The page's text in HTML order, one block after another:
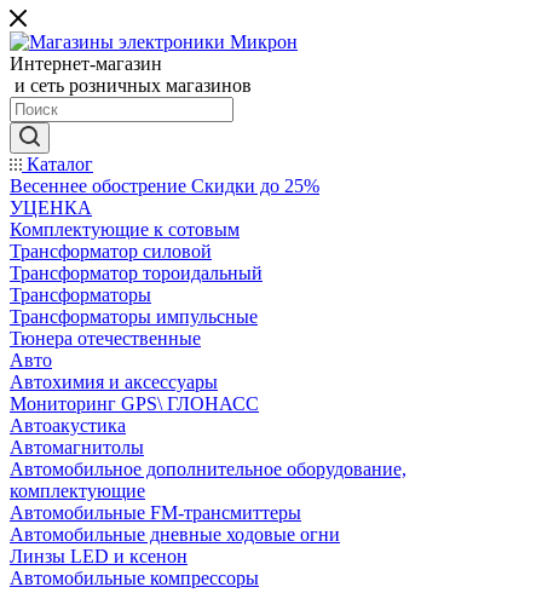
Интернет-магазин
и сеть розничных магазинов
Каталог
Весеннее обострение Скидки до 25%
УЦЕНКА
Комплектующие к сотовым
Трансформатор силовой
Трансформатор тороидальный
Трансформаторы
Трансформаторы импульсные
Тюнера отечественные
Авто
Автохимия и аксессуары
Мониторинг GPS\ ГЛОНАСС
Автоакустика
Автомагнитолы
Автомобильное дополнительное оборудование,
комплектующие
Автомобильные FM-трансмиттеры
Автомобильные дневные ходовые огни
Линзы LED и ксенон
Автомобильные компрессоры